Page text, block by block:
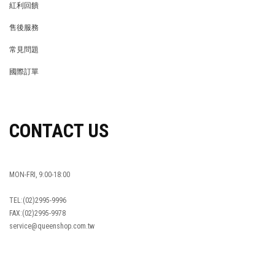
紅利回饋
售後服務
常見問題
國際訂單
CONTACT US
MON-FRI, 9:00-18:00
TEL:(02)2995-9996
FAX:(02)2995-9978
service@queenshop.com.tw